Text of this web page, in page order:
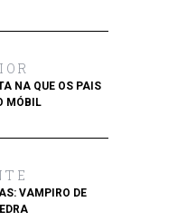
NA QUE OS PAIS
MÓBIL
VAMPIRO DE